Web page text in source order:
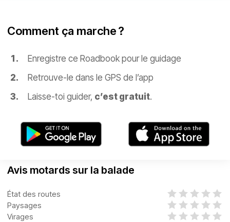
Comment ça marche ?
Enregistre ce Roadbook pour le guidage
Retrouve-le dans le GPS de l’app
Laisse-toi guider, c’est gratuit.
Avis motards sur la balade
État des routes
Paysages
Virages